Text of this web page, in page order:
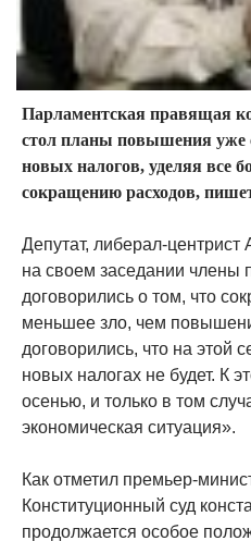
Парламентская правящая
стол планы повышения уже
новых налогов, уделяя все
сокращению расходов,
Депутат, либерал-центрист
на своем заседании члены
договорились о том, что
меньшее зло, чем
договорились, что на этой
новых налогах не будет. К
осенью, и только в том
экономическая ситуация».
Как отметил премьер-
Конституционный суд
продолжается особое